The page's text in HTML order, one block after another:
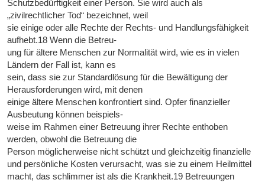
Schutzbedürftigkeit einer Person. Sie wird auch als
„zivilrechtlicher Tod“ bezeichnet, weil
sie einige oder alle Rechte der Rechts- und Handlungsfähigkeit
aufhebt.18 Wenn die Betreu-
ung für ältere Menschen zur Normalität wird, wie es in vielen
Ländern der Fall ist, kann es
sein, dass sie zur Standardlösung für die Bewältigung der
Herausforderungen wird, mit denen
einige ältere Menschen konfrontiert sind. Opfer finanzieller
Ausbeutung können beispiels-
weise im Rahmen einer Betreuung ihrer Rechte enthoben
werden, obwohl die Betreuung die
Person möglicherweise nicht schützt und gleichzeitig finanzielle
und persönliche Kosten verursacht, was sie zu einem Heilmittel
macht, das schlimmer ist als die Krankheit.19 Betreuungen